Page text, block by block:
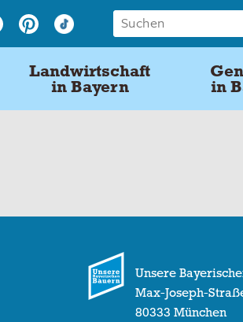
Landwirtschaft
in Bayern
in
Unsere
Max-Joseph-
80333 München